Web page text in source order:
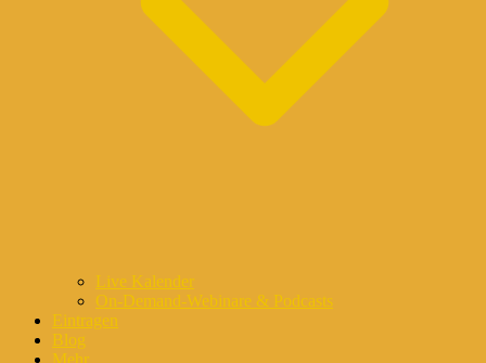
Live Kalender
On-Demand-Webinare & Podcasts
Eintragen
Blog
Mehr